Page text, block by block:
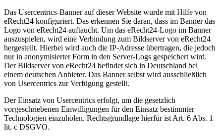
Das Usercentrics-Banner auf dieser Website wurde mit Hilfe von
eRecht24 konfiguriert. Das erkennen Sie daran, dass im Banner das
Logo von eRecht24 auftaucht. Um das eRecht24-Logo im Banner
auszuspielen, wird eine Verbindung zum Bildserver von eRecht24
hergestellt. Hierbei wird auch die IP-Adresse übertragen, die jedoch
nur in anonymisierter Form in den Server-Logs gespeichert wird.
Der Bildserver von eRecht24 befindet sich in Deutschland bei
einem deutschen Anbieter. Das Banner selbst wird ausschließlich
von Usercentrics zur Verfügung gestellt.
Der Einsatz von Usercentrics erfolgt, um die gesetzlich
vorgeschriebenen Einwilligungen für den Einsatz bestimmter
Technologien einzuholen. Rechtsgrundlage hierfür ist Art. 6 Abs. 1
lit. c DSGVO.